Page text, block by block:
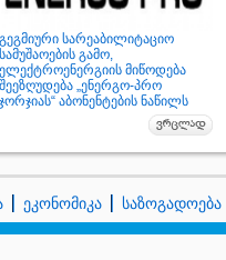
გეგმიური სარეაბილიტაციო
სამუშაოების გამო,
ელექტროენერგიის მიწოდება
შეეზღუდება „ენერგო-პრო
ჯორჯიას“ აბონენტების ნაწილს
ეკონომიკა საზოგადოება